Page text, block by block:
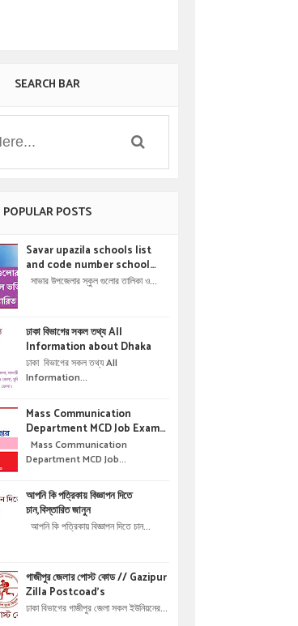
SEARCH BAR
POPULAR POSTS
Savar upazila schools list
and code number school
admisson online application
অনলাইনে আবেদন বিস্তারিত ।
সাভার উপজেলার স্কুল গুলোর তালিকা ও...
ঢাকা বিভাগের সকল তথ্য All
Information about Dhaka
ঢাকা বিভাগের সকল তথ্য All
Information...
Mass Communication
Department MCD Job Exam
Question & solution //
গণযোগাযোগ অধিদপ্তরে নিয়োগ পরীক্ষার
Mass Communication
Department MCD Job...
আপনি কি পত্রিকায় বিজ্ঞাপন দিতে
চান,বিস্তারিত জানুন
আপনি কি পত্রিকায় বিজ্ঞাপন দিতে চান...
গাজীপুর জেলার পোস্ট কোড // Gazipur
Zilla Postcoad's
ঢাকা বিভাগের গাজীপুর জেলা সকল ইউনিয়নের...